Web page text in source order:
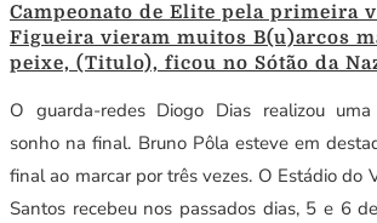
Campeonato de Elite pela primeira
Figueira vieram muitos B(u)arcos
peixe, (Titulo), ficou no Sótão da
O guarda-redes Diogo Dias realizou
sonho na final. Bruno Pôla esteve em
final ao marcar por três vezes. O Estádio do
Santos recebeu nos passados dias, 5 e 6